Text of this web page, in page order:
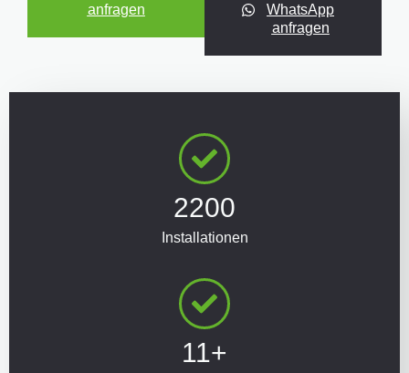
anfragen
WhatsApp
anfragen
2200
Installationen
11+